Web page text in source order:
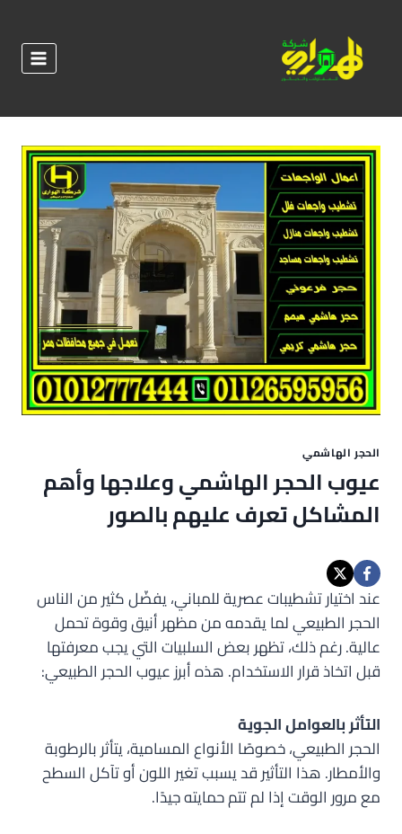
المحتوى
الحجر الهاشمي
عيوب الحجر الهاشمي وعلاجها وأهم
المشاكل تعرف عليهم بالصور
عند اختيار تشطيبات عصرية للمباني، يفضّل كثير من الناس
الحجر الطبيعي لما يقدمه من مظهر أنيق وقوة تحمل
عالية. رغم ذلك، تظهر بعض السلبيات التي يجب معرفتها
قبل اتخاذ قرار الاستخدام. هذه أبرز عيوب الحجر الطبيعي:
التأثر بالعوامل الجوية
الحجر الطبيعي، خصوصًا الأنواع المسامية، يتأثر بالرطوبة
والأمطار. هذا التأثير قد يسبب تغير اللون أو تآكل السطح
مع مرور الوقت إذا لم تتم حمايته جيدًا.